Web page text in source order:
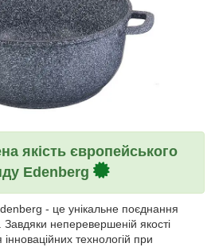
якість європейського
Edenberg
- це унікальне поєднання
Завдяки неперевершеній якості
технологій при